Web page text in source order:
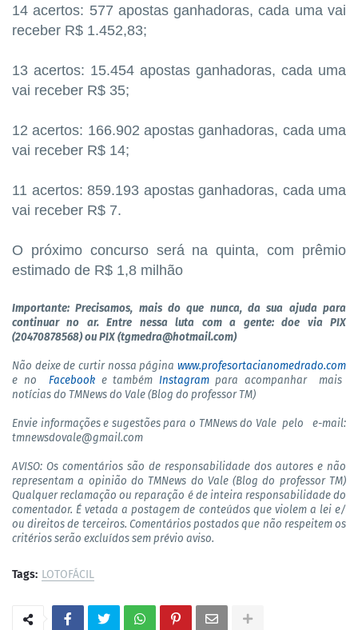
14 acertos: 577 apostas ganhadoras, cada uma vai
receber R$ 1.452,83;
13 acertos: 15.454 apostas ganhadoras, cada uma
vai receber R$ 35;
12 acertos: 166.902 apostas ganhadoras, cada uma
vai receber R$ 14;
11 acertos: 859.193 apostas ganhadoras, cada uma
vai receber R$ 7.
O próximo concurso será na quinta, com prêmio
estimado de R$ 1,8 milhão
Importante: Precisamos, mais do que nunca, da sua ajuda para
continuar no ar. Entre nessa luta com a gente: doe via PIX
(20470878568) ou PIX (tgmedra@hotmail.com)
Não deixe de curtir nossa página www.profesortacianomedrado.com
e no Facebooke também Instagrampara acompanhar mais
notícias do TMNews do Vale (Blog do professor TM)
Envie informações e sugestões para o TMNews do Vale pelo
e-mail:
tmnewsdovale@gmail.com
AVISO: Os comentários são de responsabilidade dos autores e não
representam a opinião do TMNews do Vale (Blog do professor TM)
Qualquer reclamação ou reparação é de inteira responsabilidade do
comentador. É vetada a postagem de conteúdos que violem a lei e/
ou direitos de terceiros. Comentários postados que não respeitem os
critérios serão excluídos sem prévio aviso.
Tags: LOTOFÁCIL